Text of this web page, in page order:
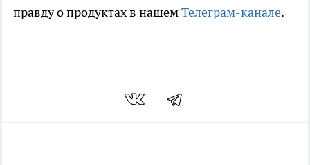
правду о продуктах в нашемТелеграм-канале.